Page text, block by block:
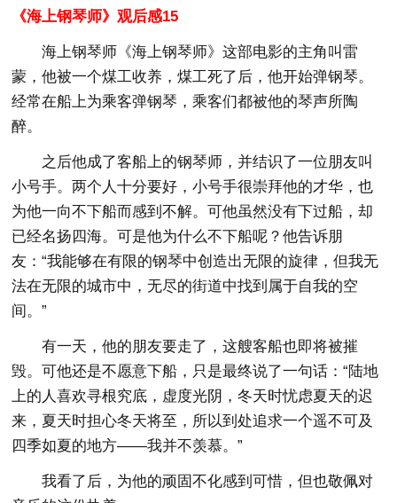
《海上钢琴师》观后感15
海上钢琴师《海上钢琴师》这部电影的主角叫雷
蒙，他被一个煤工收养，煤工死了后，他开始弹钢琴。
经常在船上为乘客弹钢琴，乘客们都被他的琴声所陶
醉。
之后他成了客船上的钢琴师，并结识了一位朋友叫
小号手。两个人十分要好，小号手很崇拜他的才华，也
为他一向不下船而感到不解。可他虽然没有下过船，却
已经名扬四海。可是他为什么不下船呢？他告诉朋
友：“我能够在有限的钢琴中创造出无限的旋律，但我无
法在无限的城市中，无尽的街道中找到属于自我的空
间。”
有一天，他的朋友要走了，这艘客船也即将被摧
毁。可他还是不愿意下船，只是最终说了一句话：“陆地
上的人喜欢寻根究底，虚度光阴，冬天时忧虑夏天的迟
来，夏天时担心冬天将至，所以到处追求一个遥不可及
四季如夏的地方——我并不羡慕。”
我看了后，为他的顽固不化感到可惜，但也敬佩对